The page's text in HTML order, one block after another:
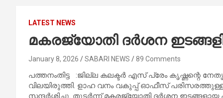
LATEST NEWS
മകരജ്യോതി ദര്‍ശന
January 8, 2026 SABARI NEWS 89 Comments
പത്തനംതിട്ട :ജില്ല കലക്ടര്‍ എസ് പ്രേം കൃഷ്ണന്റെ
വിലയിരുത്തി. ളാഹ വനം വകുപ്പ് ഓഫീസ്
സന്ദര്‍ശിച്ചു. തുടര്‍ന്ന് മകരജ്യോതി ദര്‍ശന ഇടങ്ങളായ